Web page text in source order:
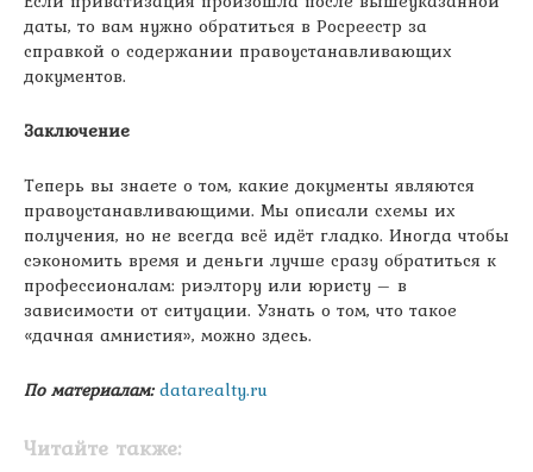
даты, то вам нужно обратиться в Росреестр за
справкой о содержании правоустанавливающих
документов.
Заключение
Теперь вы знаете о том, какие документы являются
правоустанавливающими. Мы описали схемы их
получения, но не всегда всё идёт гладко. Иногда чтобы
сэкономить время и деньги лучше сразу обратиться к
профессионалам: риэлтору или юристу – в
зависимости от ситуации. Узнать о том, что такое
«дачная амнистия», можно здесь.
По материалам: datarealty.ru
Читайте также: